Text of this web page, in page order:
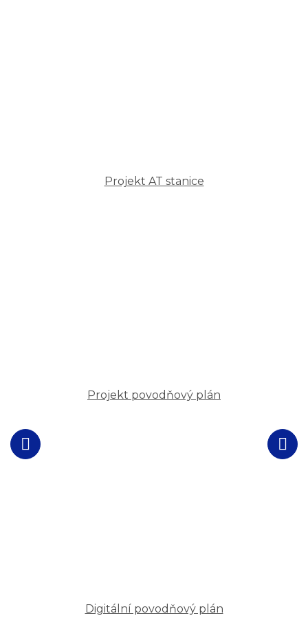
Projekt AT stanice
Projekt povodňový plán
Digitální povodňový plán